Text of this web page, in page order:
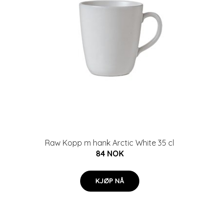
Raw Kopp m hank Arctic White 35 cl
84 NOK
KJØP NÅ